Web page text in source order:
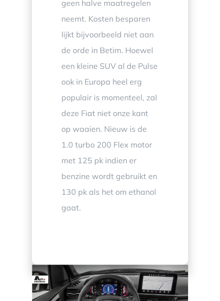
geen halve maatregelen
neemt. Kosten besparen
lijkt bijvoorbeeld niet aan
de orde in Betim. Hoewel
een kleine SUV al de Pulse
ook in Europa heel erg
populair is momenteel, zal
deze Fiat niet onze kant
op waaien. Nieuw is de
1.0 turbo 200 Flex motor
met 125 pk indien er
benzine wordt gebruikt en
130 pk als het om ethanol
gaat.